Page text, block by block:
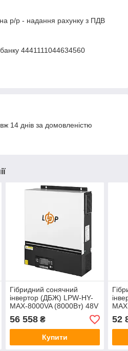
р/р - надання рахунку з ПДВ
4441111044634560
14 днів за домовленістю
Гібридний сонячний
інвертор (ДБЖ) LPW-HY-
MAX-8000VA (8000Вт) 48V
80A MPPT 90-450V Уцінка
56 558₴
Купити
90-
52